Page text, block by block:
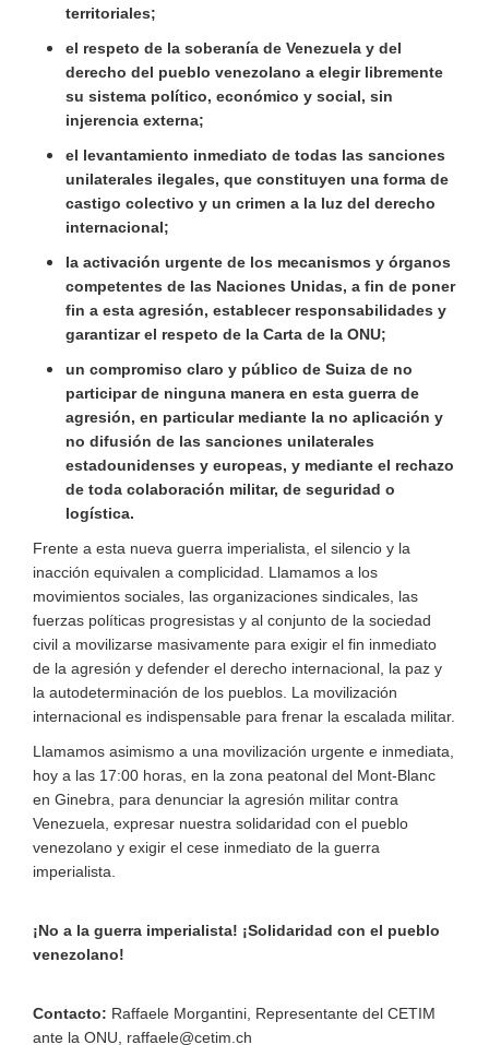
territoriales;
el respeto de la soberanía de Venezuela y del
derecho del pueblo venezolano a elegir libremente
su sistema político, económico y social, sin
injerencia externa;
el levantamiento inmediato de todas las sanciones
unilaterales ilegales, que constituyen una forma de
castigo colectivo y un crimen a la luz del derecho
internacional;
la activación urgente de los mecanismos y órganos
competentes de las Naciones Unidas, a fin de poner
fin a esta agresión, establecer responsabilidades y
garantizar el respeto de la Carta de la ONU;
un compromiso claro y público de Suiza de no
participar de ninguna manera en esta guerra de
agresión, en particular mediante la no aplicación y
no difusión de las sanciones unilaterales
estadounidenses y europeas, y mediante el rechazo
de toda colaboración militar, de seguridad o
logística.
Frente a esta nueva guerra imperialista, el silencio y la
inacción equivalen a complicidad. Llamamos a los
movimientos sociales, las organizaciones sindicales, las
fuerzas políticas progresistas y al conjunto de la sociedad
civil a movilizarse masivamente para exigir el fin inmediato
de la agresión y defender el derecho internacional, la paz y
la autodeterminación de los pueblos. La movilización
internacional es indispensable para frenar la escalada militar.
Llamamos asimismo a una movilización urgente e inmediata,
hoy a las 17:00 horas, en la zona peatonal del Mont-Blanc
en Ginebra, para denunciar la agresión militar contra
Venezuela, expresar nuestra solidaridad con el pueblo
venezolano y exigir el cese inmediato de la guerra
imperialista.
¡No a la guerra imperialista! ¡Solidaridad con el pueblo
venezolano!
Contacto: Raffaele Morgantini, Representante del CETIM
ante la ONU, raffaele@cetim.ch